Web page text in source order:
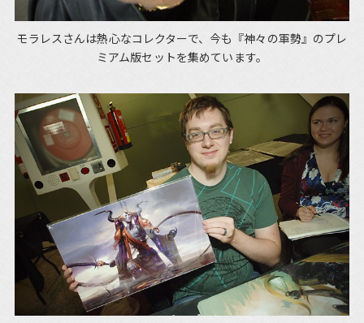
モラレスさんは熱心なコレクターで、今も『神々の軍勢』のプレ
ミアム版セットを集めています。